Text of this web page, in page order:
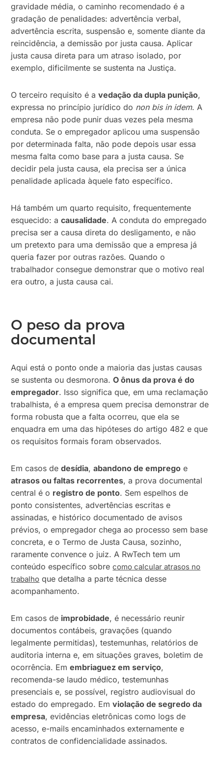
gravidade média, o caminho recomendado é a
gradação de penalidades: advertência verbal,
advertência escrita, suspensão e, somente diante da
reincidência, a demissão por justa causa. Aplicar
justa causa direta para um atraso isolado, por
exemplo, dificilmente se sustenta na Justiça.
O terceiro requisito é avedação da dupla punição,
expressa no princípio jurídico do non bis in idem. A
empresa não pode punir duas vezes pela mesma
conduta. Se o empregador aplicou uma suspensão
por determinada falta, não pode depois usar essa
mesma falta como base para a justa causa. Se
decidir pela justa causa, ela precisa ser a única
penalidade aplicada àquele fato específico.
Há também um quarto requisito, frequentemente
esquecido: acausalidade. A conduta do empregado
precisa ser a causa direta do desligamento, e não
um pretexto para uma demissão que a empresa já
queria fazer por outras razões. Quando o
trabalhador consegue demonstrar que o motivo real
era outro, a justa causa cai.
O peso da prova
documental
Aqui está o ponto onde a maioria das justas causas
se sustenta ou desmorona.O ônus da prova é do
empregador. Isso significa que, em uma reclamação
trabalhista, é a empresa quem precisa demonstrar de
forma robusta que a falta ocorreu, que ela se
enquadra em uma das hipóteses do artigo 482 e que
os requisitos formais foram observados.
Em casos dedesídia,abandono de emprego e
atrasos ou faltas recorrentes, a prova documental
central é o registro de ponto. Sem espelhos de
ponto consistentes, advertências escritas e
assinadas, e histórico documentado de avisos
prévios, o empregador chega ao processo sem base
concreta, e o Termo de Justa Causa, sozinho,
raramente convence o juiz. A RwTech tem um
conteúdo específico sobrecomo calcular atrasos no
trabalho que detalha a parte técnica desse
acompanhamento.
Em casos de improbidade, é necessário reunir
documentos contábeis, gravações (quando
legalmente permitidas), testemunhas, relatórios de
auditoria interna e, em situações graves, boletim de
ocorrência. Emembriaguez em serviço,
recomenda-se laudo médico, testemunhas
presenciais e, se possível, registro audiovisual do
estado do empregado. Emviolação de segredo da
empresa, evidências eletrônicas como logs de
acesso, e-mails encaminhados externamente e
contratos de confidencialidade assinados.